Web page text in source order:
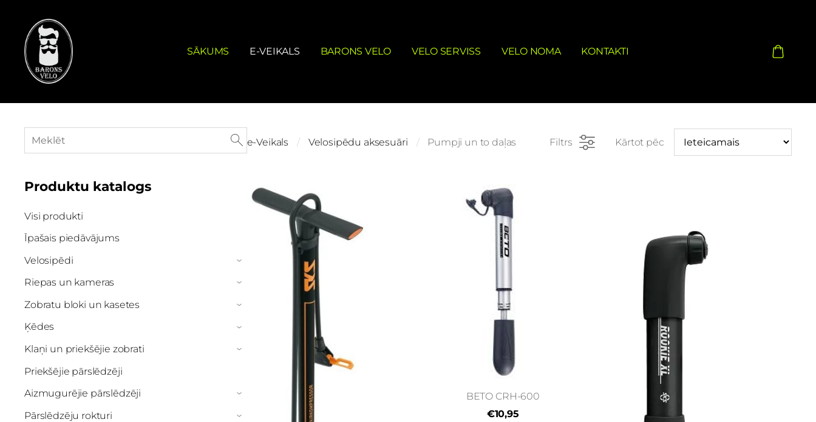
SĀKUMS E-VEIKALS BARONS VELO VELO SERVISS VELO NOMA KONTAKTI
Produktu katalogs
Visi produkti
Īpašais piedāvājums
Velosipēdi
›
Riepas un kameras ›
Zobratu bloki un kasetes ›
Ķēdes ›
Klaņi un priekšējie zobrati ›
Priekšējie pārslēdzēji
Aizmugurējie pārslēdzēji
›
Pārslēdzēju rokturi ›
e-Veikals Velosipēdu aksesuāri Pumpji un to daļas Filtrs Kārtot pēc
BETO CRH-600
€10,95